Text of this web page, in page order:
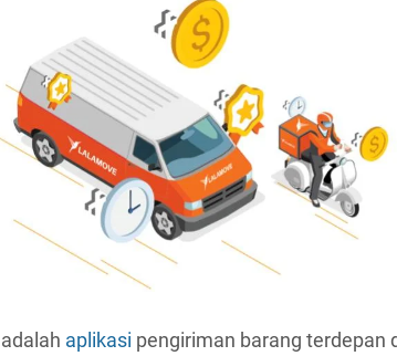
aplikasi pengiriman barang terdepan